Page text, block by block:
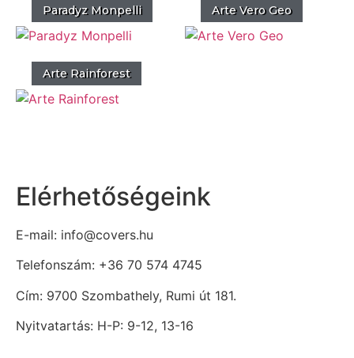
Paradyz Monpelli Arte Vero Geo
Arte Rainforest
Elérhetőségeink
E-mail: info@covers.hu
Telefonszám: +36 70 574 4745
Cím: 9700 Szombathely, Rumi út 181.
Nyitvatartás: H-P: 9-12, 13-16